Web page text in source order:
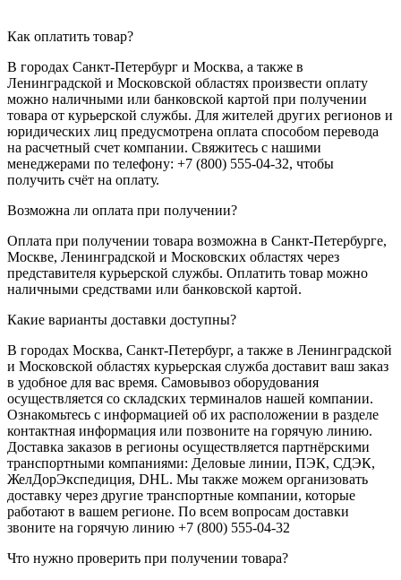
Как оплатить товар?
В городах Санкт-Петербург и Москва, а также в
Ленинградской и Московской областях произвести оплату
можно наличными или банковской картой при получении
товара от курьерской службы. Для жителей других регионов и
юридических лиц предусмотрена оплата способом перевода
на расчетный счет компании. Свяжитесь с нашими
менеджерами по телефону: +7 (800) 555-04-32, чтобы
получить счёт на оплату.
Возможна ли оплата при получении?
Оплата при получении товара возможна в Санкт-Петербурге,
Москве, Ленинградской и Московских областях через
представителя курьерской службы. Оплатить товар можно
наличными средствами или банковской картой.
Какие варианты доставки доступны?
В городах Москва, Санкт-Петербург, а также в Ленинградской
и Московской областях курьерская служба доставит ваш заказ
в удобное для вас время. Самовывоз оборудования
осуществляется со складских терминалов нашей компании.
Ознакомьтесь с информацией об их расположении в разделе
контактная информация или позвоните на горячую линию.
Доставка заказов в регионы осуществляется партнёрскими
транспортными компаниями: Деловые линии, ПЭК, СДЭК,
ЖелДорЭкспедиция, DHL. Мы также можем организовать
доставку через другие транспортные компании, которые
работают в вашем регионе. По всем вопросам доставки
звоните на горячую линию +7 (800) 555-04-32
Что нужно проверить при получении товара?